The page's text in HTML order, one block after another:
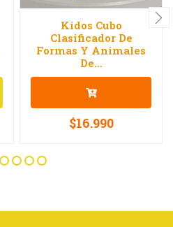
Kidos Cubo
Clasificador De
Formas Y Animales
De...
$16.990